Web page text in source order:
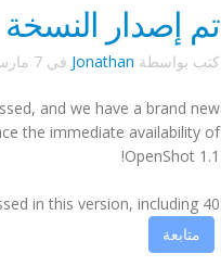
تم إصدار النسخة 1.1!
كتب بواسطة Jonathan في7 مارس، 2010
and we have a brand new
the immediate availability of
OpenShot 1.1!
40 different bugs and features have been addressed in this version, including ...
متابعة